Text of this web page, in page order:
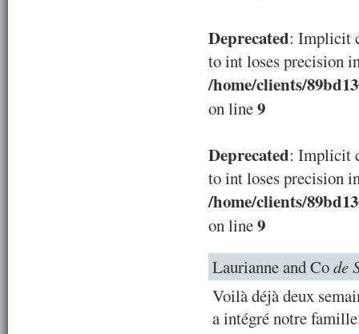
Deprecated: Implicit
to int loses precision
/home/clients/
on line9
Deprecated: Implicit
to int loses precision
/home/clients/
on line9
Laurianne and Code
Voilà déjà deux
a intégré notre